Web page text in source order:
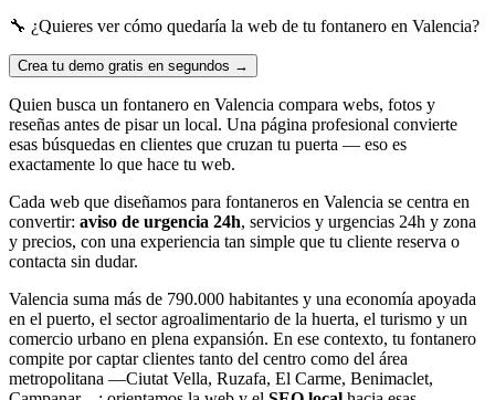
🔧 ¿Quieres ver cómo quedaría la web de tu fontanero en Valencia?
Crea tu demo gratis en segundos →
Quien busca un fontanero en Valencia compara webs, fotos y
reseñas antes de pisar un local. Una página profesional convierte
esas búsquedas en clientes que cruzan tu puerta — eso es
exactamente lo que hace tu web.
Cada web que diseñamos para fontaneros en Valencia se centra en
convertir: aviso de urgencia 24h, servicios y urgencias 24h y zona
y precios, con una experiencia tan simple que tu cliente reserva o
contacta sin dudar.
Valencia suma más de 790.000 habitantes y una economía apoyada
en el puerto, el sector agroalimentario de la huerta, el turismo y un
comercio urbano en plena expansión. En ese contexto, tu fontanero
compite por captar clientes tanto del centro como del área
metropolitana —Ciutat Vella, Ruzafa, El Carme, Benimaclet,